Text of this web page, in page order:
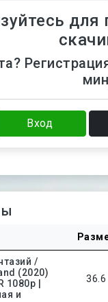
для
Вход
/
(2020)
1080p |
и
36.6